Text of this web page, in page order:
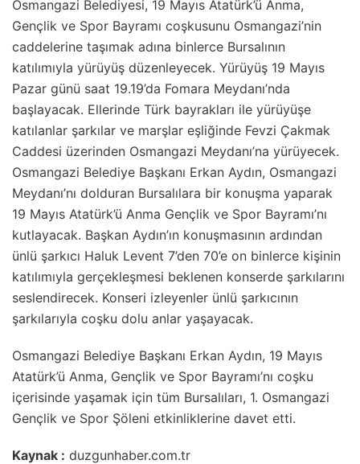
Osmangazi Belediyesi, 19 Mayıs Atatürk’ü Anma,
Gençlik ve Spor Bayramı coşkusunu Osmangazi’nin
caddelerine taşımak adına binlerce Bursalının
katılımıyla yürüyüş düzenleyecek. Yürüyüş 19 Mayıs
Pazar günü saat 19.19’da Fomara Meydanı’nda
başlayacak. Ellerinde Türk bayrakları ile yürüyüşe
katılanlar şarkılar ve marşlar eşliğinde Fevzi Çakmak
Caddesi üzerinden Osmangazi Meydanı’na yürüyecek.
Osmangazi Belediye Başkanı Erkan Aydın, Osmangazi
Meydanı’nı dolduran Bursalılara bir konuşma yaparak
19 Mayıs Atatürk’ü Anma Gençlik ve Spor Bayramı’nı
kutlayacak. Başkan Aydın’ın konuşmasının ardından
ünlü şarkıcı Haluk Levent 7’den 70’e on binlerce kişinin
katılımıyla gerçekleşmesi beklenen konserde şarkılarını
seslendirecek. Konseri izleyenler ünlü şarkıcının
şarkılarıyla coşku dolu anlar yaşayacak.
Osmangazi Belediye Başkanı Erkan Aydın, 19 Mayıs
Atatürk’ü Anma, Gençlik ve Spor Bayramı’nı coşku
içerisinde yaşamak için tüm Bursalıları, 1. Osmangazi
Gençlik ve Spor Şöleni etkinliklerine davet etti.
Kaynak : duzgunhaber.com.tr